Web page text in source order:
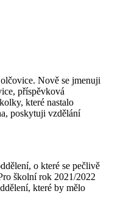
Nově se jmenuji
příspěvková
které nastalo
poskytuji vzdělání
o které se pečlivě
školní rok 2021/2022
které by mělo